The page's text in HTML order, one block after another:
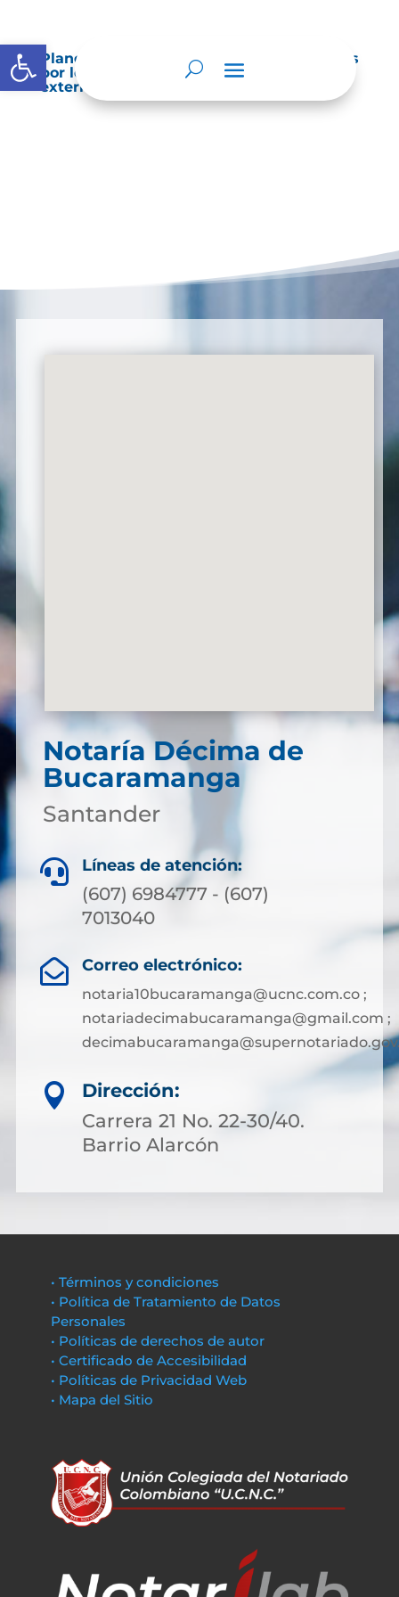
Abrir barra de herramientas
Planes de Mejoramiento vigentes exigidos
por los entes de control o auditoría
externos o internos.
Notaría Décima de
Bucaramanga
Santander
 Líneas de atención:
(607) 6984777 - (607)
7013040
 Correo electrónico:
notaria10bucaramanga@ucnc.com.co ;
notariadecimabucaramanga@gmail.com ;

Dirección:
Carrera 21 No. 22-30/40.
Barrio Alarcón
• Términos y condiciones
• Política de Tratamiento de Datos
Personales
• Políticas de derechos de autor
• Certificado de Accesibilidad
• Políticas de Privacidad Web
• Mapa del Sitio